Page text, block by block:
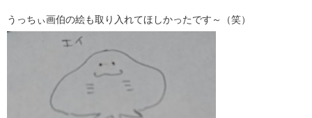
うっちぃ画伯の絵も取り入れてほしかったです～（笑）